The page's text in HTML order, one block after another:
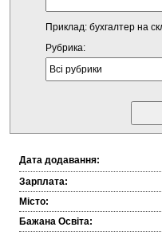
Приклад: бухгалтер на
Рубрика:
Дата додавання:
Зарплата:
Місто:
Бажана Освіта: